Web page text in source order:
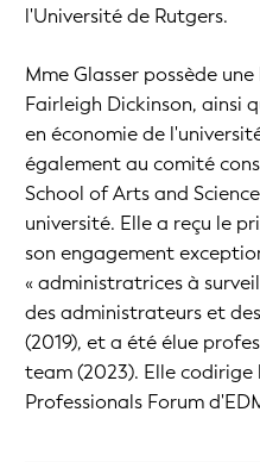
l'Université de Rutgers.
Mme Glasser possède
Fairleigh Dickinson, ainsi
en économie de
également au comité
School of Arts and
université. Elle a reçu le
son engagement
« administratrices à
des administrateurs et
(2019), et a été élue
team (2023). Elle codirige
Professionals Forum